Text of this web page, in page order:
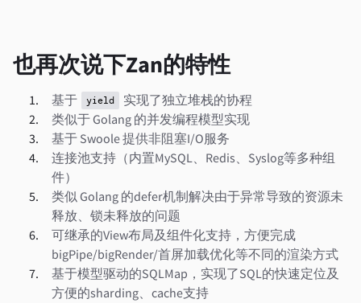
也再次说下Zan的特性
基于 yield
实现了独立堆栈的协程
类似于 Golang 的并发编程模型实现
基于 Swoole 提供非阻塞I/O服务
连接池支持（内置MySQL、Redis、Syslog等多种组
件）
类似 Golang 的defer机制解决由于异常导致的资源未
释放、锁未释放的问题
可继承的View布局及组件化支持，方便完成
bigPipe/bigRender/首屏加载优化等不同的渲染方式
基于模型驱动的SQLMap，实现了SQL的快速定位及
方便的sharding、cache支持